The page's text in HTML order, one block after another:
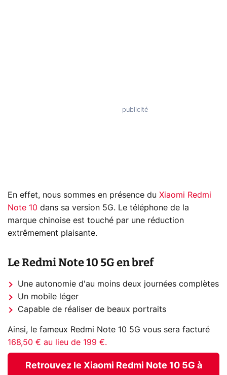
En effet, nous sommes en présence du Xiaomi Redmi
Note 10 dans sa version 5G. Le téléphone de la
marque chinoise est touché par une réduction
extrêmement plaisante.
Le Redmi Note 10 5G en bref
Une autonomie d'au moins deux journées complètes
Un mobile léger
Capable de réaliser de beaux portraits
Ainsi, le fameux Redmi Note 10 5G vous sera facturé
168,50 € au lieu de 199 €.
Retrouvez le Xiaomi Redmi Note 10 5G à